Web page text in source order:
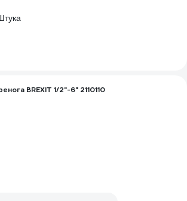
BREXIT 1/2"-6" 2110110